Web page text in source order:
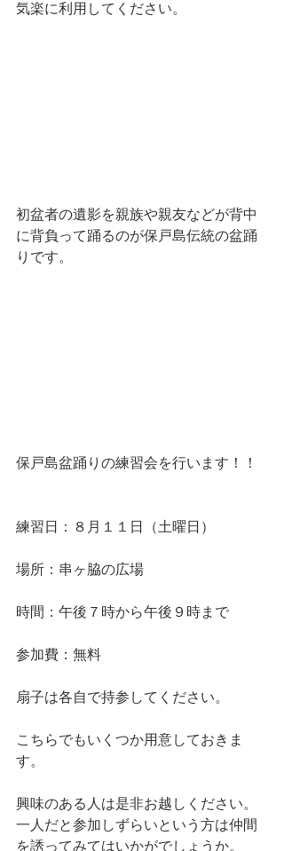
気楽に利用してください。
初盆者の遺影を親族や親友などが背中
に背負って踊るのが保戸島伝統の盆踊
りです。
保戸島盆踊りの練習会を行います！！
練習日：８月１１日（土曜日）
場所：串ヶ脇の広場
時間：午後７時から午後９時まで
参加費：無料
扇子は各自で持参してください。
こちらでもいくつか用意しておきま
す。
興味のある人は是非お越しください。
一人だと参加しずらいという方は仲間
を誘ってみてはいかがでしょうか。